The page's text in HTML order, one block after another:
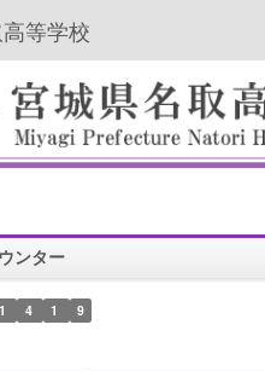
等学校
ンター
1 4 1 9